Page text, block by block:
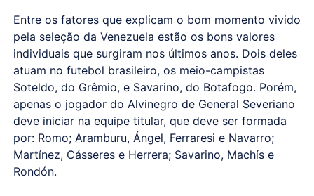
Entre os fatores que explicam o bom momento vivido
pela seleção da Venezuela estão os bons valores
individuais que surgiram nos últimos anos. Dois deles
atuam no futebol brasileiro, os meio-campistas
Soteldo, do Grêmio, e Savarino, do Botafogo. Porém,
apenas o jogador do Alvinegro de General Severiano
deve iniciar na equipe titular, que deve ser formada
por: Romo; Aramburu, Ángel, Ferraresi e Navarro;
Martínez, Cásseres e Herrera; Savarino, Machís e
Rondón.